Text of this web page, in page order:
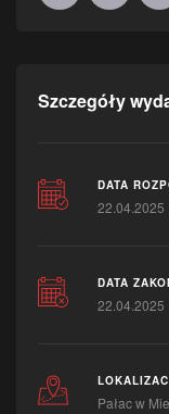
Szczegóły
DATA
22.04.2025
DATA
22.04.2025
Pałac w